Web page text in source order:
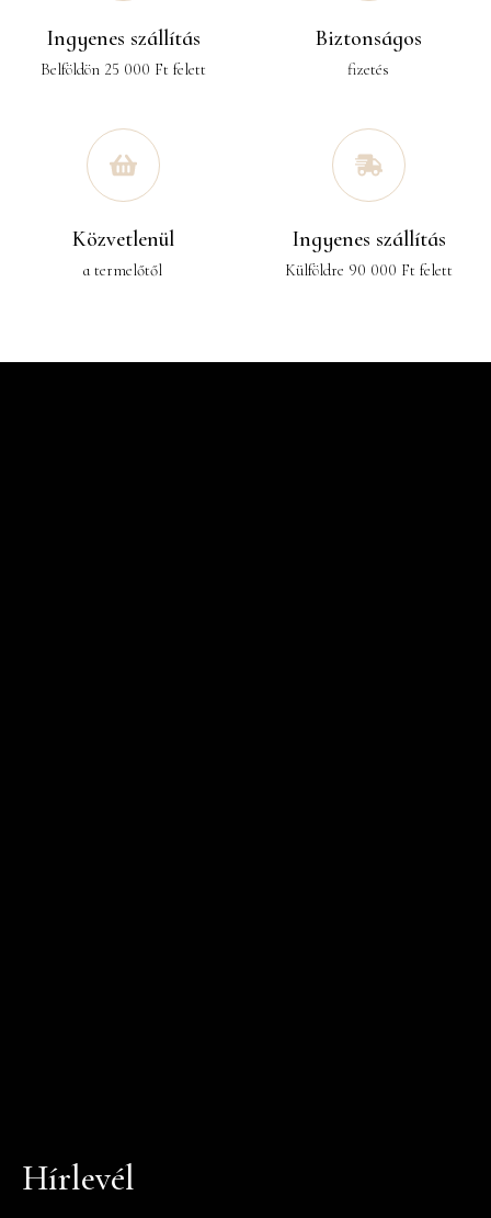
Ingyenes szállítás
Belföldön 25 000 Ft felett
Biztonságos
fizetés
Közvetlenül
a termelőtől
Ingyenes szállítás
Külföldre 90 000 Ft felett
Hírlevél